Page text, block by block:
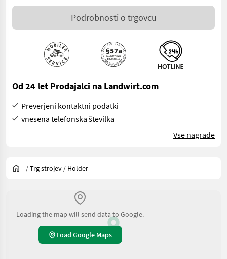
Podrobnosti o trgovcu
Od 24 let Prodajalci na Landwirt.com
Preverjeni kontaktni podatki
vnesena telefonska številka
Vse nagrade
/Trg strojev / Holder
Loading the map will send data to Google.
Load Google Maps